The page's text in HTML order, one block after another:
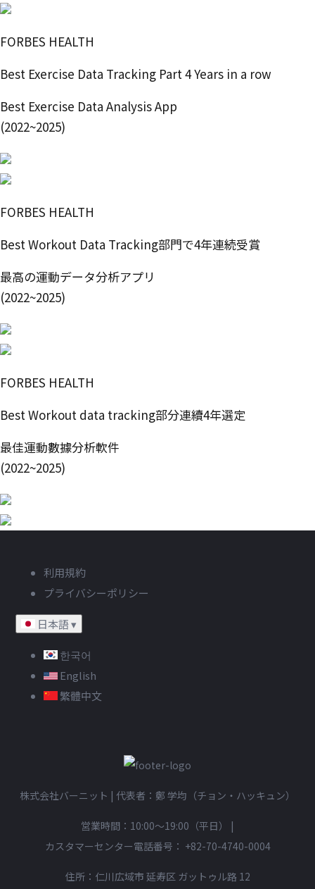
FORBES HEALTH
Best Exercise Data Tracking Part 4 Years in a row
Best Exercise Data Analysis App
(2022~2025)
FORBES HEALTH
Best Workout Data Tracking部門で4年連続受賞
最高の運動データ分析アプリ
(2022~2025)
FORBES HEALTH
Best Workout data tracking部分連續4年選定
最佳運動數據分析軟件
(2022~2025)
利用規約
プライバシーポリシー
日本語▾
한국어
English
繁體中文
株式会社バーニット | 代表者：鄭 学均（チョン・ハッキュン）
営業時間：10:00〜19:00（平日）
|
カスタマーセンター電話番号： +82-70-4740-0004
住所：仁川広域市 延寿区 ガットゥル路 12